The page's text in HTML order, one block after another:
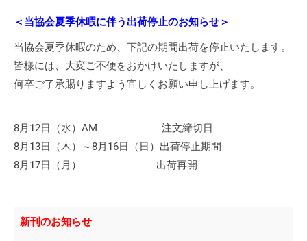
＜当協会夏季休暇に伴う出荷停止のお知らせ＞
当協会夏季休暇のため、下記の期間出荷を停止いたします。
皆様には、大変ご不便をおかけいたしますが、
何卒ご了承賜りますよう宜しくお願い申し上げます。
8月12日（水）AM 注文締切日
8月13日（木）～8月16日（日）出荷停止期間
8月17日（月） 出荷再開
新刊のお知らせ